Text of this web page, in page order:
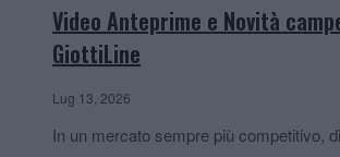
Video Anteprime e Novità
GiottiLine
Lug 13, 2026
In un mercato sempre più competitivo,